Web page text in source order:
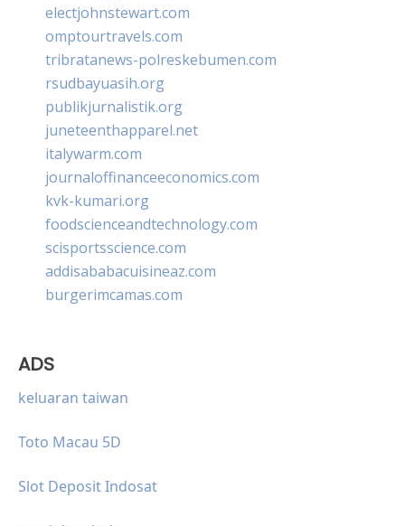
electjohnstewart.com
omptourtravels.com
tribratanews-polreskebumen.com
rsudbayuasih.org
publikjurnalistik.org
juneteenthapparel.net
italywarm.com
journaloffinanceeconomics.com
kvk-kumari.org
foodscienceandtechnology.com
scisportsscience.com
addisababacuisineaz.com
burgerimcamas.com
ADS
keluaran taiwan
Toto Macau 5D
Slot Deposit Indosat